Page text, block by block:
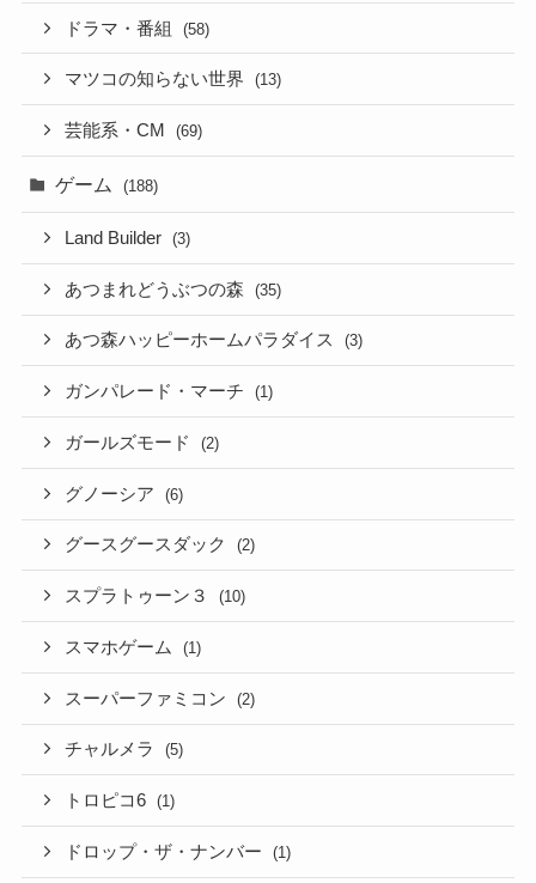
ドラマ・番組 (58)
マツコの知らない世界 (13)
芸能系・CM (69)
ゲーム (188)
Land Builder (3)
あつまれどうぶつの森 (35)
あつ森ハッピーホームパラダイス (3)
ガンパレード・マーチ (1)
ガールズモード (2)
グノーシア (6)
グースグースダック (2)
スプラトゥーン３ (10)
スマホゲーム (1)
スーパーファミコン (2)
チャルメラ (5)
トロピコ6 (1)
ドロップ・ザ・ナンバー (1)